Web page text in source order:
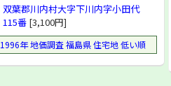
双葉郡川内村大字下川内字小田代
115番 [3,100円]
1996年 地価調査 福島県 住宅地 低い順